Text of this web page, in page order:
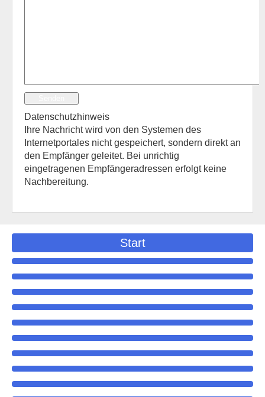
Datenschutzhinweis
Ihre Nachricht wird von den Systemen des
Internetportales nicht gespeichert, sondern direkt an
den Empfänger geleitet. Bei unrichtig
eingetragenen Empfängeradressen erfolgt keine
Nachbereitung.
Start